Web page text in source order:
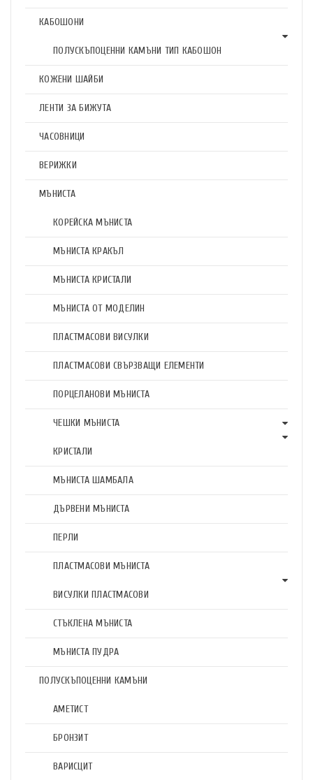
КАБОШОНИ
ПОЛУСКЪПОЦЕННИ КАМЪНИ ТИП КАБОШОН
КОЖЕНИ ШАЙБИ
ЛЕНТИ ЗА БИЖУТА
ЧАСОВНИЦИ
ВЕРИЖКИ
МЪНИСТА
КОРЕЙСКА МЪНИСТА
МЪНИСТА КРАКЪЛ
МЪНИСТА КРИСТАЛИ
МЪНИСТА ОТ МОДЕЛИН
ПЛАСТМАСОВИ ВИСУЛКИ
ПЛАСТМАСОВИ СВЪРЗВАЩИ ЕЛЕМЕНТИ
ПОРЦЕЛАНОВИ МЪНИСТА
ЧЕШКИ МЪНИСТА
КРИСТАЛИ
МЪНИСТА ШАМБАЛА
ДЪРВЕНИ МЪНИСТА
ПЕРЛИ
ПЛАСТМАСОВИ МЪНИСТА
ВИСУЛКИ ПЛАСТМАСОВИ
СТЪКЛЕНА МЪНИСТА
МЪНИСТА ПУДРА
ПОЛУСКЪПОЦЕННИ КАМЪНИ
АМЕТИСТ
БРОНЗИТ
ВАРИСЦИТ